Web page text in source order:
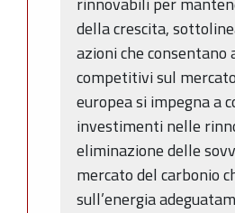
della crescita,
azioni che
competitivi sul
europea si impegna a
investimenti nelle
eliminazione delle
mercato del carbonio
sull’energia